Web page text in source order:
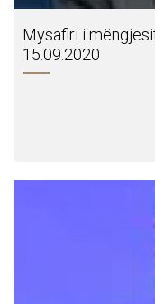
Mysafiri i
15.09.2020